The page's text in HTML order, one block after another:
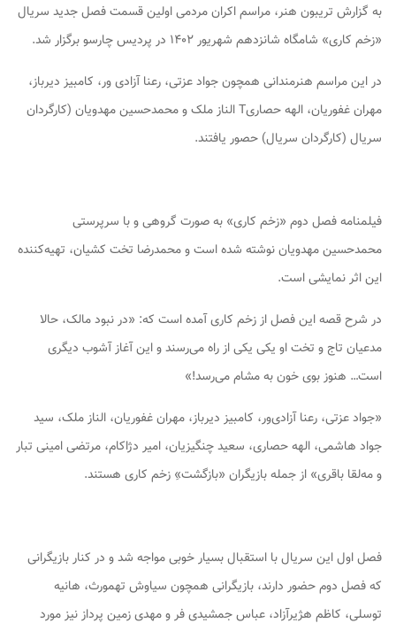
به گزارش تریبون هنر، مراسم اکران مردمی اولین قسمت فصل جدید سریال
«زخم کاری» شامگاه شانزدهم شهریور ۱۴۰۲ در پردیس چارسو برگزار شد.
در این مراسم هنرمندانی همچون جواد عزتی، رعنا آزادی ور، کامبیز دیرباز،
مهران غفوریان، الهه حصاریT الناز ملک و محمدحسین مهدویان (کارگردان
سریال (کارگردان سریال) حصور یافتند.
فیلمنامه فصل دوم «زخم کاری» به صورت گروهی و با سرپرستی
محمدحسین مهدویان نوشته شده است و محمدرضا تخت کشیان، تهیه‌کننده
این اثر نمایشی است.
در شرح قصه این فصل از زخم کاری آمده است‌ که: «در نبود مالک، حالا
مدعیان تاج و تخت او یکی یکی از راه می‌رسند و این آغاز آشوب دیگری
است… هنوز بوی خون به مشام می‌رسد!»
«جواد عزتی، رعنا آزادی‌ور، کامبیز دیرباز، مهران غفوریان، الناز ملک، سید
جواد هاشمی، الهه حصاری، سعید چنگیزیان، امیر دژاکام، مرتضی امینی تبار
و مه‌لقا باقری» از جمله بازیگران «بازگشت»ِ زخم کاری هستند.
فصل اول این سریال با استقبال بسیار خوبی مواجه شد و در کنار بازیگرانی
که فصل دوم حضور دارند، بازیگرانی همچون سیاوش تهمورث، هانیه
توسلی، کاظم هژیرآزاد، عباس جمشیدی فر و مهدی زمین پرداز نیز مورد